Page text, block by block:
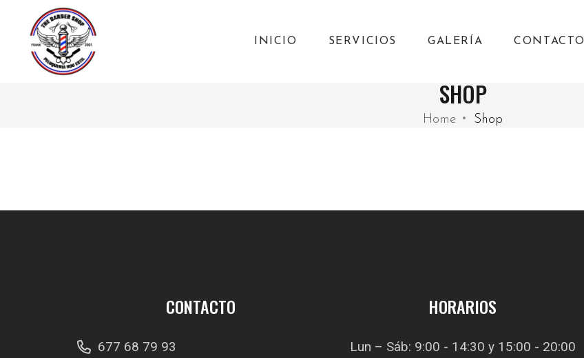
INICIO SERVICIOS GALERÍA CONTACTO
SHOP
Home Shop
CONTACTO
677 68 79 93
HORARIOS
Lun – Sáb: 9:00 - 14:30 y 15:00 - 20:00